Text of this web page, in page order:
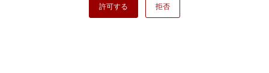
許可する 拒否
Copyright ⓒ Nisshinbo Micro Devices Inc. All Rights Reserved.